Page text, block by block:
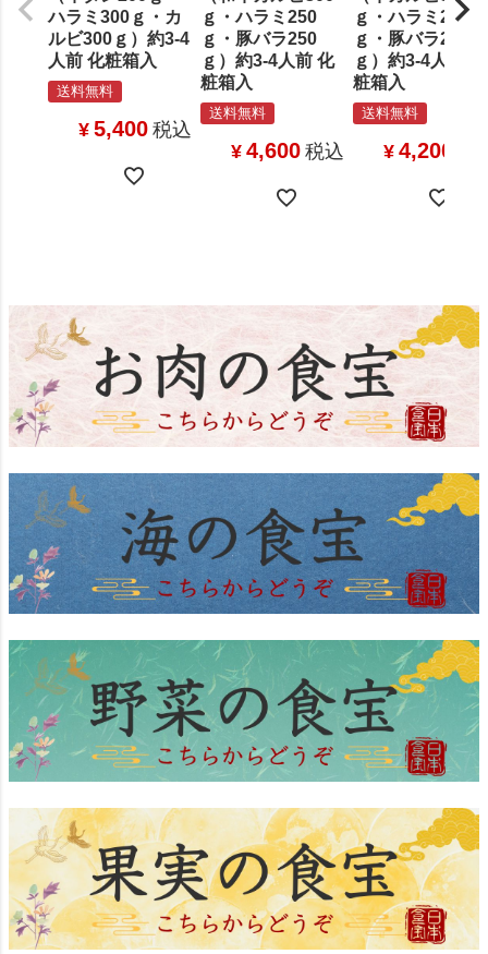
ハラミ300ｇ・カ
ルビ300ｇ）約3-4
人前 化粧箱入
送料無料
¥ 5,400 税込
ｇ・ハラミ250
ｇ・豚バラ250
ｇ）約3-4人前 化
粧箱入
送料無料
¥ 4,600 税込
ｇ・ハラミ250
ｇ・豚バラ250
ｇ）約3-4人前 化
粧箱入
送料無料
¥ 4,200